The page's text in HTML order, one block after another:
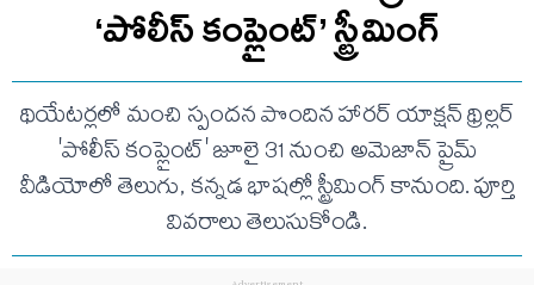
‘పోలీస్ కంప్లైంట్’ స్ట్రీమింగ్
థియేటర్లలో మంచి స్పందన పొందిన హారర్ యాక్షన్ థ్రిల్లర్
'పోలీస్ కంప్లైంట్' జూలై 31 నుంచి అమెజాన్ ప్రైమ్
వీడియోలో తెలుగు, కన్నడ భాషల్లో స్ట్రీమింగ్ కానుంది. పూర్తి
వివరాలు తెలుసుకోండి.